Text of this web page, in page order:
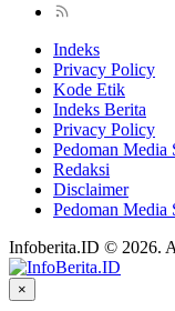
Indeks
Privacy Policy
Kode Etik
Indeks Berita
Privacy Policy
Pedoman Media
Redaksi
Disclaimer
Pedoman Media
Infoberita.ID © 2026.
×